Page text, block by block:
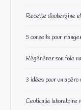
Recette d’aubergine
5 conseils pour
Régénérer son foie
3 idées pour un apéro
Ceuticalia laboratoire